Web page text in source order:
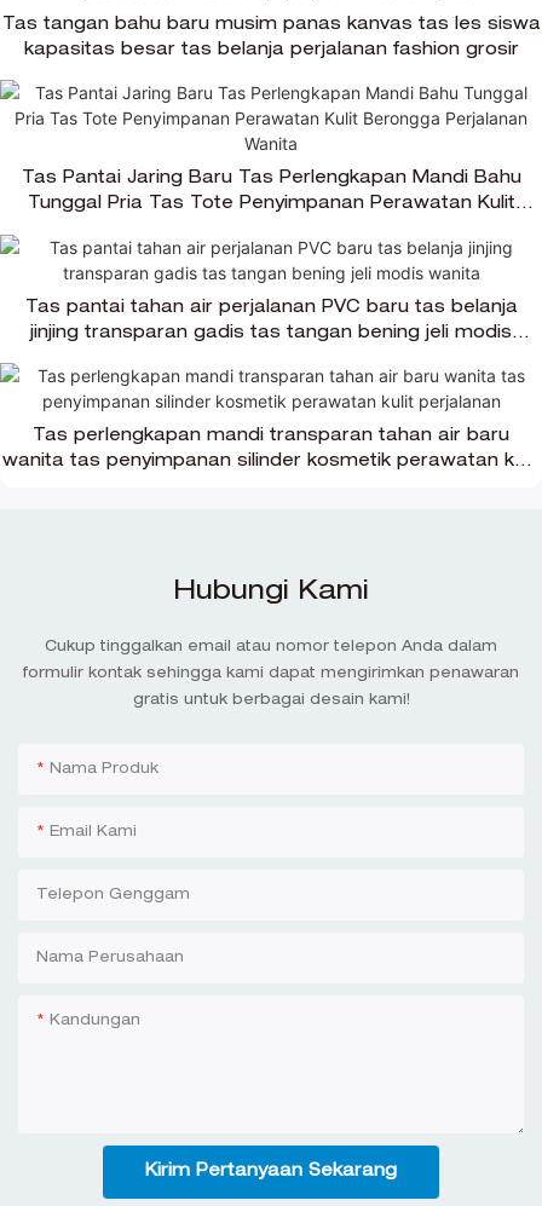
Tas tangan bahu baru musim panas kanvas tas les siswa
kapasitas besar tas belanja perjalanan fashion grosir
Tas Pantai Jaring Baru Tas Perlengkapan Mandi Bahu
Tunggal Pria Tas Tote Penyimpanan Perawatan Kulit
Tas pantai tahan air perjalanan PVC baru tas belanja
jinjing transparan gadis tas tangan bening jeli modis
Tas perlengkapan mandi transparan tahan air baru
wanita tas penyimpanan silinder kosmetik perawatan kulit
Hubungi Kami
Cukup tinggalkan email atau nomor telepon Anda dalam
formulir kontak sehingga kami dapat mengirimkan penawaran
gratis untuk berbagai desain kami!
Nama Produk
Email Kami
Telepon Genggam
Nama Perusahaan
Kandungan
Kirim Pertanyaan Sekarang